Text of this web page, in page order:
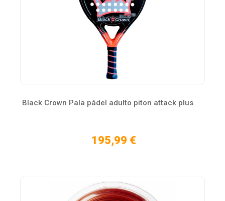
Black Crown Pala pádel adulto piton attack plus
195,99 €